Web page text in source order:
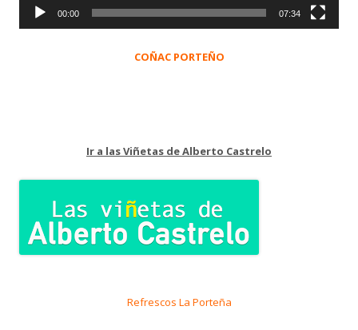
00:00 07:34
COÑAC PORTEÑO
Ir a las Viñetas de Alberto Castrelo
Refrescos La Porteña